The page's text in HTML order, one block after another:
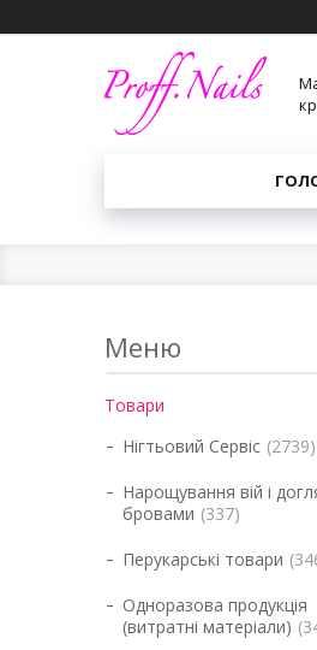
Товари
Нігтьовий Сервіс 2739
Нарощування вій і
бровами 337
Перукарські товари
Одноразова продукція
(витратні матеріали)